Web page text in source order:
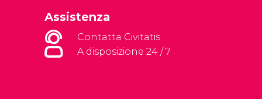
Assistenza
Contatta Civitatis
A disposizione 24 / 7